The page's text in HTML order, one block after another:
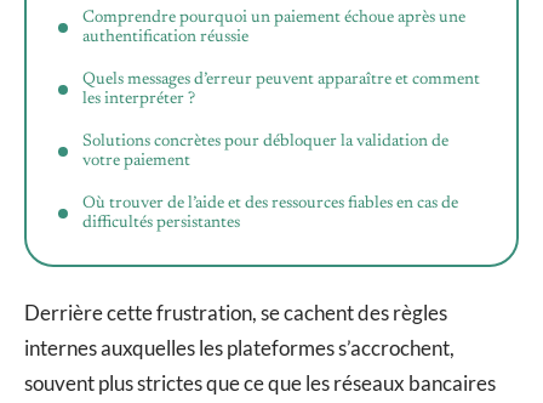
Comprendre pourquoi un paiement échoue après une
authentification réussie
Quels messages d’erreur peuvent apparaître et comment
les interpréter ?
Solutions concrètes pour débloquer la validation de
votre paiement
Où trouver de l’aide et des ressources fiables en cas de
difficultés persistantes
Derrière cette frustration, se cachent des règles
internes auxquelles les plateformes s’accrochent,
souvent plus strictes que ce que les réseaux bancaires